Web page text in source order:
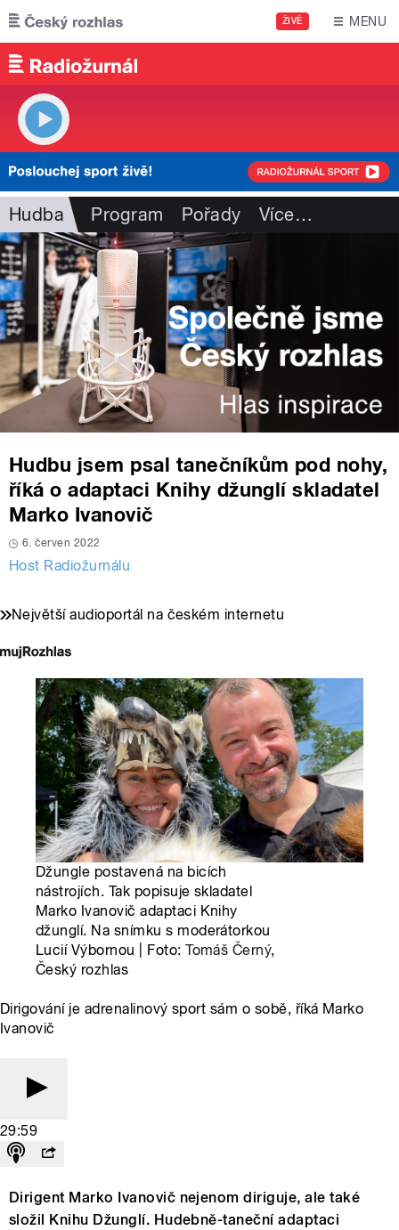
Přejít k hlavnímu obsahu
ŽIVĚ MENU
Hudba Program Pořady Více…
Hudbu jsem psal tanečníkům pod nohy,
říká o adaptaci Knihy džunglí skladatel
Marko Ivanovič
6. červen 2022
Host Radiožurnálu
Největší audioportál na českém internetu
Džungle postavená na bicích
nástrojích. Tak popisuje skladatel
Marko Ivanovič adaptaci Knihy
džunglí. Na snímku s moderátorkou
Lucií Výbornou | Foto:Tomáš Černý,
Český rozhlas
Dirigování je adrenalinový sport sám o sobě, říká Marko
Ivanovič
29:59
Dirigent Marko Ivanovič nejenom diriguje, ale také
složil Knihu Džunglí. Hudebně-taneční adaptaci